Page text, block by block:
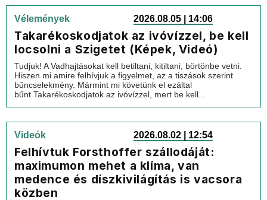
Vélemények 2026.08.05 | 14:06
Takarékoskodjatok az ivóvízzel, be kell
locsolni a Szigetet (Képek, Videó)
Tudjuk! A Vadhajtásokat kell betiltani, kitiltani, börtönbe vetni.
Hiszen mi amire felhívjuk a figyelmet, az a tiszások szerint
bűncselekmény. Mármint mi követünk el ezáltal
bűnt.Takarékoskodjatok az ivóvízzel, mert be kell...
Videók 2026.08.02 | 12:54
Felhívtuk Forsthoffer szállodáját:
maximumon mehet a klíma, van
medence és díszkivilágítás is vacsora
közben